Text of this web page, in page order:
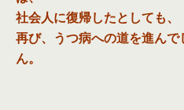
社会人に復帰したとしても、
再び、うつ病への道を進ん
ん。